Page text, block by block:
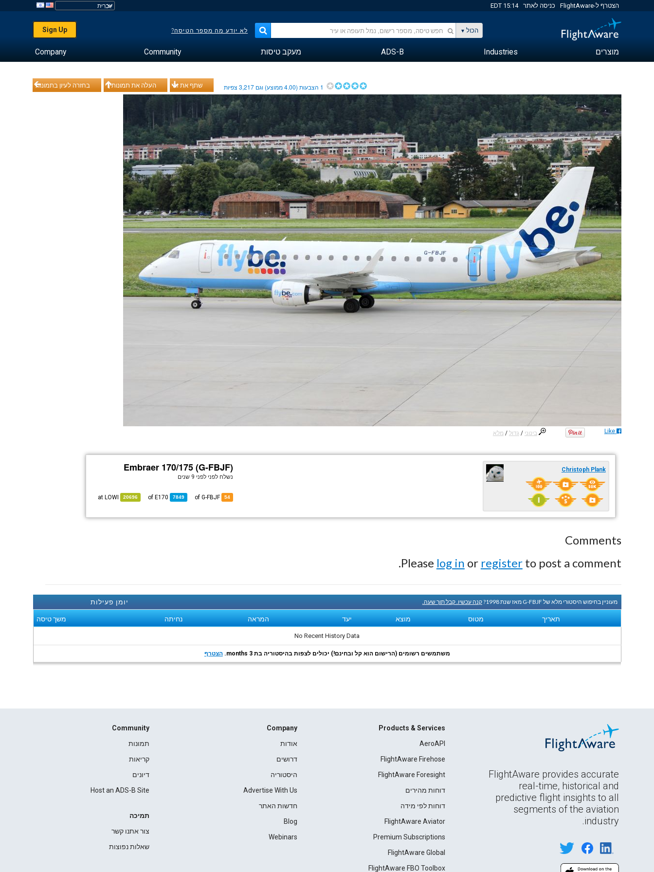
הצטרף ל-FlightAware כניסה לאתר 15:14 EDT
הכול לא יודע מה מספר הטיסה? Sign Up
מוצרים Industries
ADS-B מעקב טיסות Community
Company
בחזרה לעיון בתמונות העלה את תמונותיך שתף את זה 1 הצבעות (4.00ממוצע) וגם 3,217צפיות
בינוני /גדול / מלא Like
Embraer 170/175 (G-FBJF)
נשלח לפני לפני 9 שנים
54
of G-FBJF
7849
E170
20696
LOWI
Christoph Plank
Comments
Please log in or registerto post a comment.
יומן פעילות מעוניין בחיפוש היסטורי מלא של G-FBJF מאז שנת 1998? קנה עכשיו. קבל תוך שעה.
תאריך מטוס מוצא יעד המראה נחיתה משך טיסה
No Recent History Data
משתמשים רשומים (הרישום הוא קל ובחינם!) יכולים לצפות בהיסטוריה בת 3 months. הצטרף
FlightAware provides accurate
real-time, historical and
predictive flight insights to all
segments of the aviation
industry.
Products & Services
AeroAPI
FlightAware Firehose
FlightAware Foresight
דוחות מהירים
דוחות לפי מידה
FlightAware Aviator
Premium Subscriptions
FlightAware Global
FlightAware FBO Toolbox
Company
אודות
דרושים
היסטוריה
Advertise With Us
חדשות האתר
Blog
Webinars
Community
תמונות
קריאות
דיונים
Host an ADS-B Site
תמיכה
צור אתנו קשר
שאלות נפוצות